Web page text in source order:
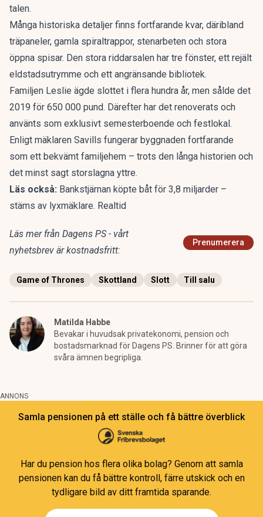
talen.
Många historiska detaljer finns fortfarande kvar, däribland
träpaneler, gamla spiraltrappor, stenarbeten och stora
öppna spisar. Den stora riddarsalen har tre fönster, ett rejält
eldstadsutrymme och ett angränsande bibliotek.
Familjen Leslie ägde slottet i flera hundra år, men sålde det
2019 för 650 000 pund. Därefter har det renoverats och
använts som exklusivt semesterboende och festlokal.
Enligt mäklaren Savills fungerar byggnaden fortfarande
som ett bekvämt familjehem – trots den långa historien och
det minst sagt storslagna yttre.
Läs också: Bankstjärnan köpte båt för 3,8 miljarder –
stäms av lyxmäklare. Realtid
Läs mer från Dagens PS - vårt
nyhetsbrev är kostnadsfritt:
Prenumerera
Game of Thrones Skottland Slott Till salu
Matilda Habbe
Bevakar i huvudsak privatekonomi, pension och
bostadsmarknad för Dagens PS. Brinner för att göra
svåra ämnen begripliga.
ANNONS
Samla pensionen på ett ställe och få bättre överblick
Har du pension hos flera olika bolag? Genom att samla
pensionen kan du få bättre kontroll, färre utskick och en
tydligare bild av ditt framtida sparande.